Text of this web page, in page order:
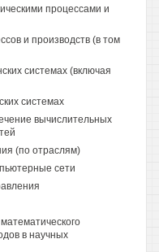
процессами и
и производств (в том
системах (включая
системах
вычислительных
(по отраслям)
сети
в научных